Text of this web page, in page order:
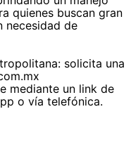
quienes buscan gran
necesidad de
solicita una
mediante un link de
o vía telefónica.